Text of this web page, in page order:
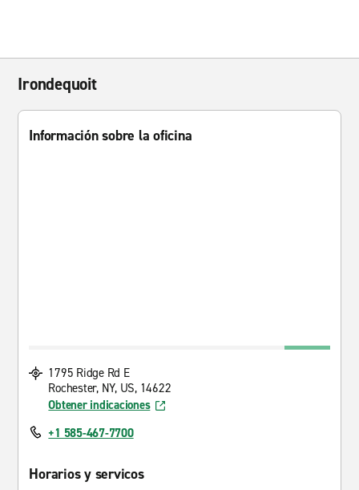
Irondequoit
Información sobre la oficina
1795 Ridge Rd E
Rochester, NY, US, 14622
Obtener indicaciones
+1 585-467-7700
Horarios y servicos